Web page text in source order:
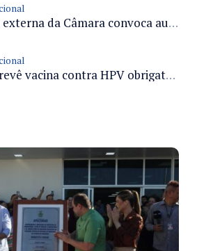
Comissão externa da Câmara convoca audiência pública sobre chuvas na Zona da Mata de Minas Gerais e impactos em Juiz de Fora
Projeto prevê vacina contra HPV obrigatória e testes moleculares para rastreamento do câncer do colo do útero